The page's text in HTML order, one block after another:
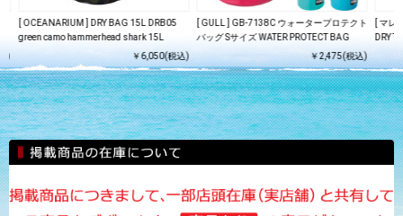
)
[ OCEANARIUM ] DRY BAG 15L DRB05
green camo hammerhead shark 15L
￥6,050(税込)
[ GULL ] GB-7138C ウォータープロテクト
バッグ Sサイズ WATER PROTECT BAG
￥2,475(税込)
[ マレ
DRY